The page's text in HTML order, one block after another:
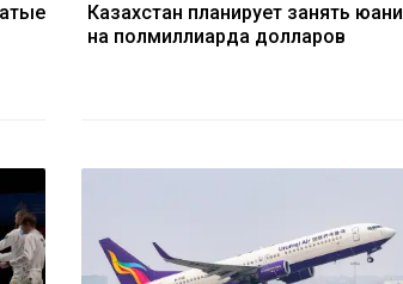
Казахстан планирует занять юани
на полмиллиарда долларов